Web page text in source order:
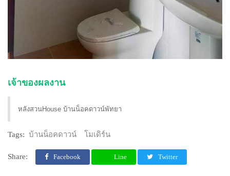
เจ้าของผลงาน
หลังสวนHouse บ้านน็อคดาวน์พัทยา
Tags: บ้านน็อคดาวน์ โมเดิร์น
Share: Facebook Line Twitter